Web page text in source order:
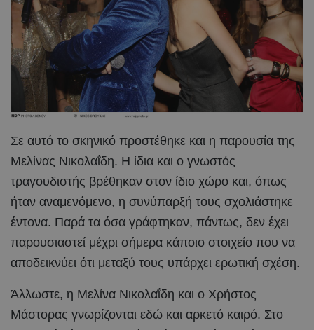
Σε αυτό το σκηνικό προστέθηκε και η παρουσία της
Μελίνας Νικολαΐδη. Η ίδια και ο γνωστός
τραγουδιστής βρέθηκαν στον ίδιο χώρο και, όπως
ήταν αναμενόμενο, η συνύπαρξή τους σχολιάστηκε
έντονα. Παρά τα όσα γράφτηκαν, πάντως, δεν έχει
παρουσιαστεί μέχρι σήμερα κάποιο στοιχείο που να
αποδεικνύει ότι μεταξύ τους υπάρχει ερωτική σχέση.
Άλλωστε, η Μελίνα Νικολαΐδη και ο Χρήστος
Μάστορας γνωρίζονται εδώ και αρκετό καιρό. Στο